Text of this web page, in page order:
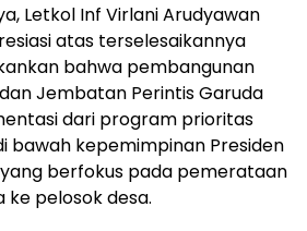
Letkol Inf Virlani Arudyawan
atas terselesaikannya
bahwa pembangunan
Jembatan Perintis Garuda
dari program prioritas
bawah kepemimpinan Presiden
berfokus pada pemerataan
pelosok desa.